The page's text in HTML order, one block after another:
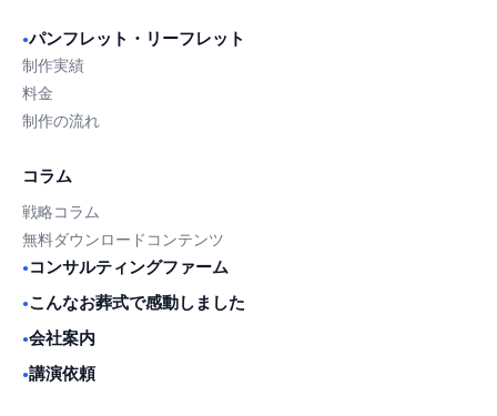
●パンフレット・リーフレット
制作実績
料金
制作の流れ
コラム
戦略コラム
無料ダウンロードコンテンツ
● コンサルティングファーム
●こんなお葬式で感動しました
●会社案内
●講演依頼